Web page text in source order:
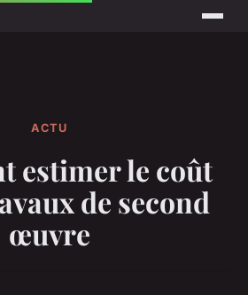
ACTU
estimer le coût
de second
œuvre